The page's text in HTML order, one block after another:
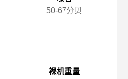
50-67分贝
裸机重量